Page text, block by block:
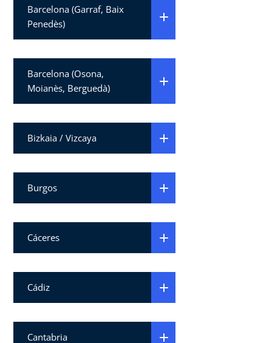
Barcelona (Garraf, Baix
Penedès)
Barcelona (Osona,
Moianès, Berguedà)
Bizkaia / Vizcaya
Burgos
Cáceres
Cádiz
Cantabria